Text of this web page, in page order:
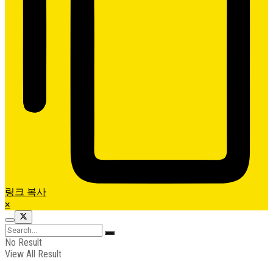
링크 복사
×
No Result
View All Result